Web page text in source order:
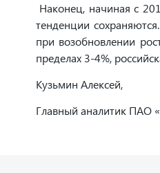
Наконец, начиная с
тенденции
при возобновлении
пределах 3-4%,
Кузьмин Алексей,
Главный аналитик ПАО